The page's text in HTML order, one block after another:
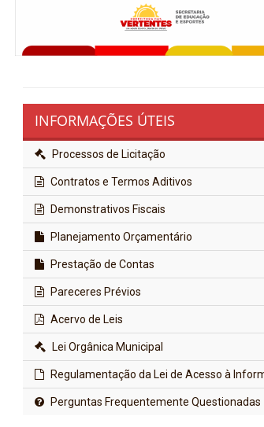
INFORMAÇÕES ÚTEIS
Processos de Licitação
Contratos e Termos Aditivos
Demonstrativos Fiscais
Planejamento Orçamentário
Prestação de Contas
Pareceres Prévios
Acervo de Leis
Lei Orgânica Municipal
Regulamentação da Lei de Acesso à
Perguntas Frequentemente Questionadas